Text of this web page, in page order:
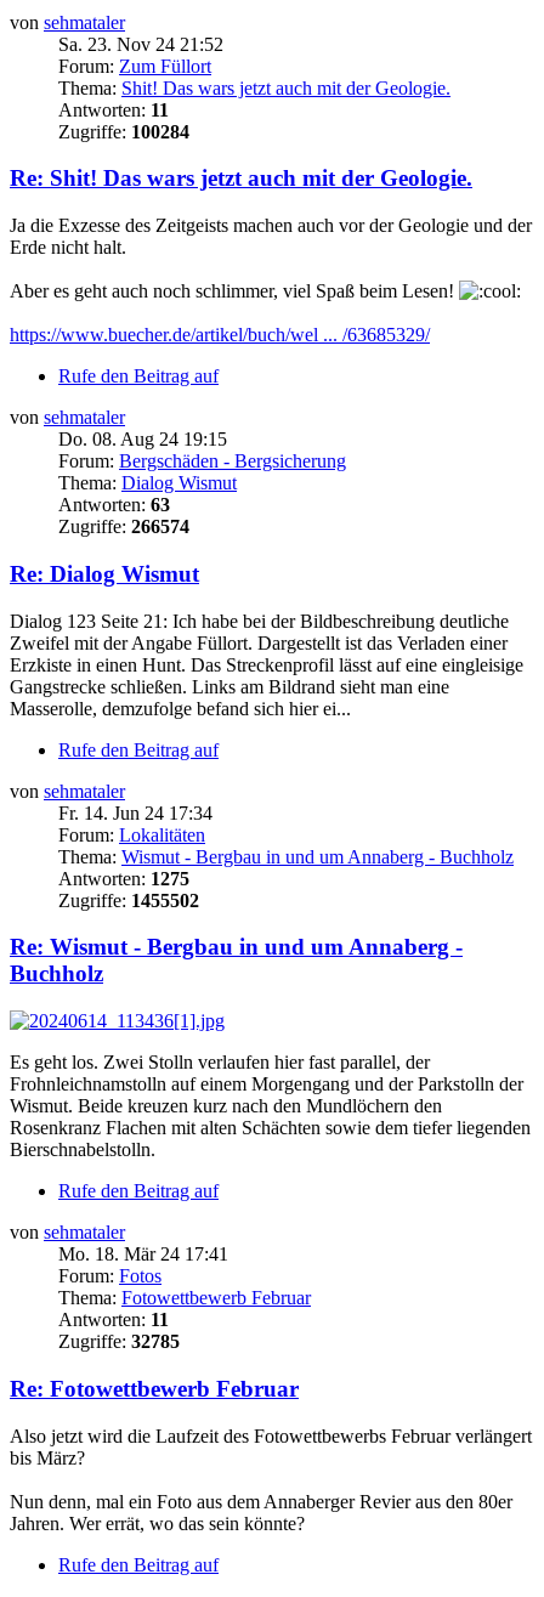
von sehmataler
Sa. 23. Nov 24 21:52
Forum: Zum Füllort
Thema: Shit! Das wars jetzt auch mit der Geologie.
Antworten: 11
Zugriffe: 100284
Re: Shit! Das wars jetzt auch mit der Geologie.
Ja die Exzesse des Zeitgeists machen auch vor der Geologie und der
Erde nicht halt.
Aber es geht auch noch schlimmer, viel Spaß beim Lesen!
https://www.buecher.de/artikel/buch/wel ... /63685329/
Rufe den Beitrag auf
von sehmataler
Do. 08. Aug 24 19:15
Forum: Bergschäden - Bergsicherung
Thema: Dialog Wismut
Antworten: 63
Zugriffe: 266574
Re: Dialog Wismut
Dialog 123 Seite 21: Ich habe bei der Bildbeschreibung deutliche
Zweifel mit der Angabe Füllort. Dargestellt ist das Verladen einer
Erzkiste in einen Hunt. Das Streckenprofil lässt auf eine eingleisige
Gangstrecke schließen. Links am Bildrand sieht man eine
Masserolle, demzufolge befand sich hier ei...
Rufe den Beitrag auf
von sehmataler
Fr. 14. Jun 24 17:34
Forum: Lokalitäten
Thema: Wismut - Bergbau in und um Annaberg - Buchholz
Antworten: 1275
Zugriffe: 1455502
Re: Wismut - Bergbau in und um Annaberg -
Buchholz
Es geht los. Zwei Stolln verlaufen hier fast parallel, der
Frohnleichnamstolln auf einem Morgengang und der Parkstolln der
Wismut. Beide kreuzen kurz nach den Mundlöchern den
Rosenkranz Flachen mit alten Schächten sowie dem tiefer liegenden
Bierschnabelstolln.
Rufe den Beitrag auf
von sehmataler
Mo. 18. Mär 24 17:41
Forum: Fotos
Thema: Fotowettbewerb Februar
Antworten: 11
Zugriffe: 32785
Re: Fotowettbewerb Februar
Also jetzt wird die Laufzeit des Fotowettbewerbs Februar verlängert
bis März?
Nun denn, mal ein Foto aus dem Annaberger Revier aus den 80er
Jahren. Wer errät, wo das sein könnte?
Rufe den Beitrag auf